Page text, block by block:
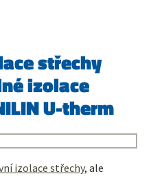
střechy
izolace
U-therm
izolace střechy, ale